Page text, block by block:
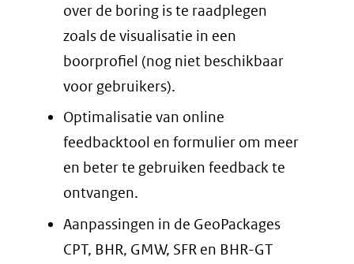
over de boring is te raadplegen
zoals de visualisatie in een
boorprofiel (nog niet beschikbaar
voor gebruikers).
Optimalisatie van online
feedbacktool en formulier om meer
en beter te gebruiken feedback te
ontvangen.
Aanpassingen in de GeoPackages
CPT, BHR, GMW, SFR en BHR-GT